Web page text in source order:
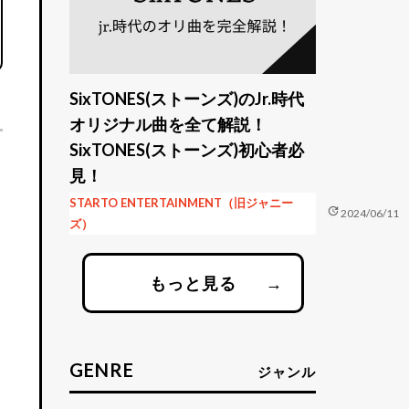
SixTONES(ストーンズ)のJr.時代
オリジナル曲を全て解説！
SixTONES(ストーンズ)初心者必
見！
STARTO ENTERTAINMENT（旧ジャニー
ズ）
update2024/06/11
もっと見る →
GENRE ジャンル